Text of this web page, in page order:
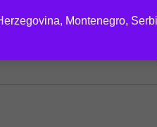
Montenegro,